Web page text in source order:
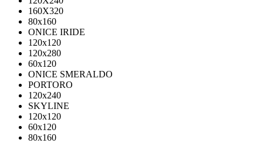
160X320
80х160
ONICE IRIDE
120x120
120x280
60x120
ONICE SMERALDO
PORTORO
120x240
SKYLINE
120x120
60x120
80x160